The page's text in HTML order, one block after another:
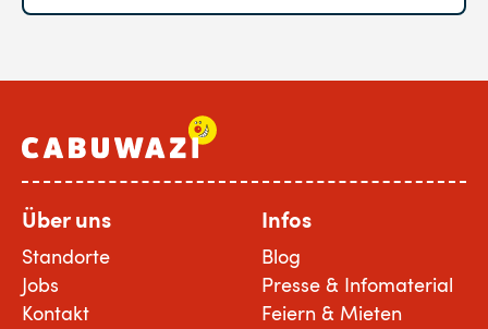
Über uns
Standorte
Jobs
Kontakt
Infos
Blog
Presse & Infomaterial
Feiern & Mieten